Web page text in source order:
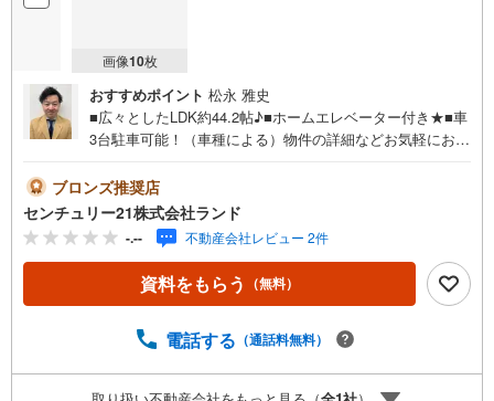
画像10枚
おすすめポイント 松永 雅史
■広々としたLDK約44.2帖♪■ホームエレベーター付き★■車
3台駐車可能！（車種による）物件の詳細などお気軽にお問
センチュリー21ランド北花田本店は・・・ お客様のニー
ズに寄り添い、大切なお住まいのご購入に最後まで伴走い
たします！●リフォームのご相談も承っております。●購
入・売却・ローンのご相談・・・なんでもお気軽にご相談
くださいませ！〇大阪メトロ御堂筋線「北花田」駅より徒
歩約10分！○JR阪和線「浅香」駅より徒歩約8分！〇営業時
前にご連絡いただけますと、スムーズにご案内が可能で
ブロンズ推奨店
センチュリー21株式会社ランド
-.-- 不動産会社レビュー 2件
資料をもらう （無料）
電話する （通話料無料）